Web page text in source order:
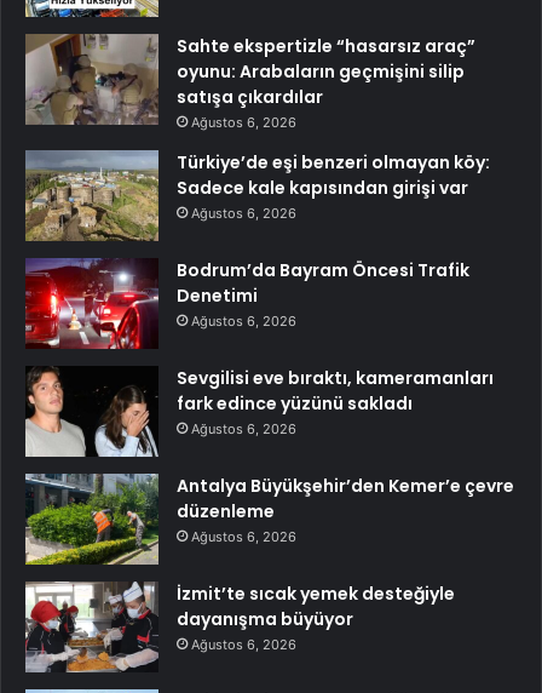
Sahte ekspertizle “hasarsız araç”
oyunu: Arabaların geçmişini silip
satışa çıkardılar
Ağustos 6, 2026
Türkiye’de eşi benzeri olmayan köy:
Sadece kale kapısından girişi var
Ağustos 6, 2026
Bodrum’da Bayram Öncesi Trafik
Denetimi
Ağustos 6, 2026
Sevgilisi eve bıraktı, kameramanları
fark edince yüzünü sakladı
Ağustos 6, 2026
Antalya Büyükşehir’den Kemer’e çevre
düzenleme
Ağustos 6, 2026
İzmit’te sıcak yemek desteğiyle
dayanışma büyüyor
Ağustos 6, 2026